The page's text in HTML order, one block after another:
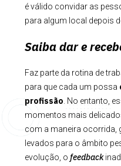
é válido convidar as
para algum local depois
Saiba dar e
Faz parte da rotina de
para que cada um possa
profissão. No entanto,
momentos mais
com a maneira ocorrida,
levados para o âmbito
evolução, o feedback